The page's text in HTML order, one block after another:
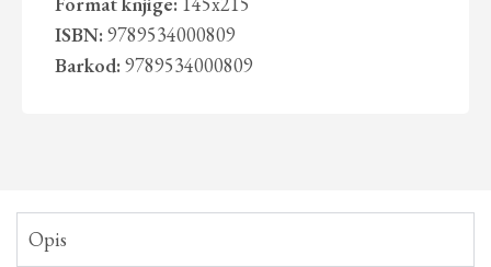
ISBN: 9789534000809
Barkod: 9789534000809
Opis